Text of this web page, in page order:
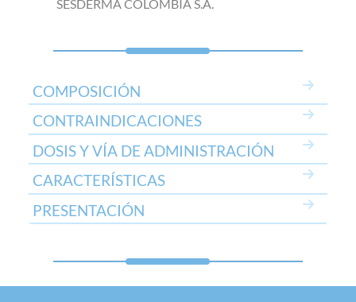
SESDERMA COLOMBIA S.A.
COMPOSICIÓN
CONTRAINDICACIONES
DOSIS Y VÍA DE ADMINISTRACIÓN
CARACTERÍSTICAS
PRESENTACIÓN